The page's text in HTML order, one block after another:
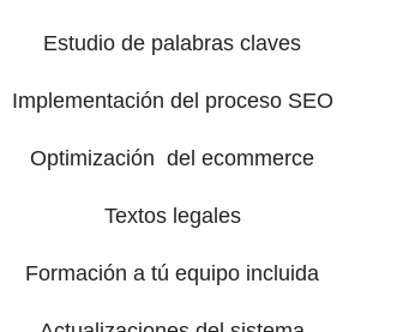
Estudio de palabras claves
Implementación del proceso SEO
Optimización del ecommerce
Textos legales
Formación a tú equipo incluida